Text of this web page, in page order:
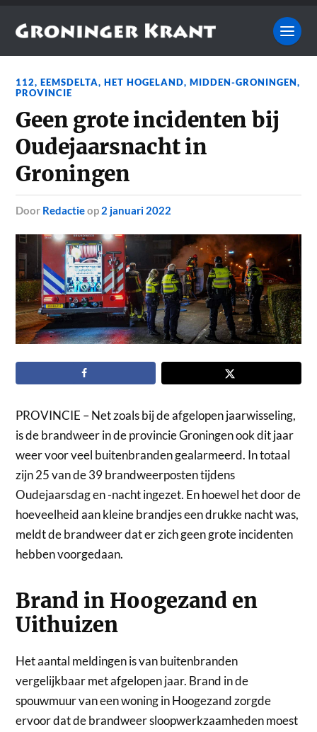
112,EEMSDELTA,HET HOGELAND,MIDDEN-GRONINGEN,
PROVINCIE
Geen grote incidenten bij
Oudejaarsnacht in
Groningen
door Redactieop 2 januari 2022
PROVINCIE – Net zoals bij de afgelopen jaarwisseling,
is de brandweer in de provincie Groningen ook dit jaar
weer voor veel buitenbranden gealarmeerd. In totaal
zijn 25 van de 39 brandweerposten tijdens
Oudejaarsdag en -nacht ingezet. En hoewel het door de
hoeveelheid aan kleine brandjes een drukke nacht was,
meldt de brandweer dat er zich geen grote incidenten
hebben voorgedaan.
Brand in Hoogezand en
Uithuizen
Het aantal meldingen is van buitenbranden
vergelijkbaar met afgelopen jaar. Brand in de
spouwmuur van een woning in Hoogezand zorgde
ervoor dat de brandweer sloopwerkzaamheden moest